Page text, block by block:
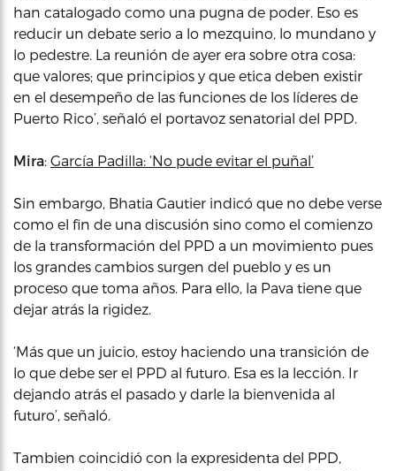
han catalogado como una pugna de poder. Eso es
reducir un debate serio a lo mezquino, lo mundano y
lo pedestre. La reunión de ayer era sobre otra cosa:
que valores; que principios y que etica deben existir
en el desempeño de las funciones de los líderes de
Puerto Rico’, señaló el portavoz senatorial del PPD.
Mira: García Padilla: ‘No pude evitar el puñal’
Sin embargo, Bhatia Gautier indicó que no debe verse
como el fin de una discusión sino como el comienzo
de la transformación del PPD a un movimiento pues
los grandes cambios surgen del pueblo y es un
proceso que toma años. Para ello, la Pava tiene que
dejar atrás la rigidez.
‘Más que un juicio, estoy haciendo una transición de
lo que debe ser el PPD al futuro. Esa es la lección. Ir
dejando atrás el pasado y darle la bienvenida al
futuro’, señaló.
Tambien coincidió con la expresidenta del PPD,